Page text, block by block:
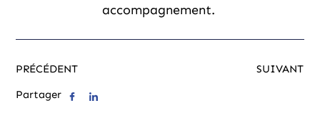
accompagnement.
PRÉCÉDENT SUIVANT
Partager